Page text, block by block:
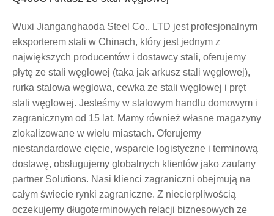
Wuxi Jianganghaoda Steel Co., LTD jest profesjonalnym
eksporterem stali w Chinach, który jest jednym z
największych producentów i dostawcy stali, oferujemy
płytę ze stali węglowej (taka jak arkusz stali węglowej),
rurka stalowa węglowa, cewka ze stali węglowej i pręt
stali węglowej. Jesteśmy w stalowym handlu domowym i
zagranicznym od 15 lat. Mamy również własne magazyny
zlokalizowane w wielu miastach. Oferujemy
niestandardowe cięcie, wsparcie logistyczne i terminową
dostawę, obsługujemy globalnych klientów jako zaufany
partner Solutions. Nasi klienci zagraniczni obejmują na
całym świecie rynki zagraniczne. Z niecierpliwością
oczekujemy długoterminowych relacji biznesowych ze